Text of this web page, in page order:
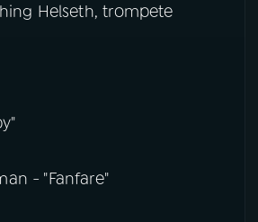
Helseth, trompete
- "Fanfare"